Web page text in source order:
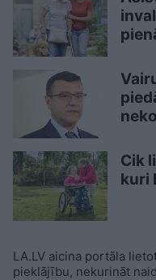
Cik
kuri
LA.LV aicina portāla
pieklājību, nekurināt